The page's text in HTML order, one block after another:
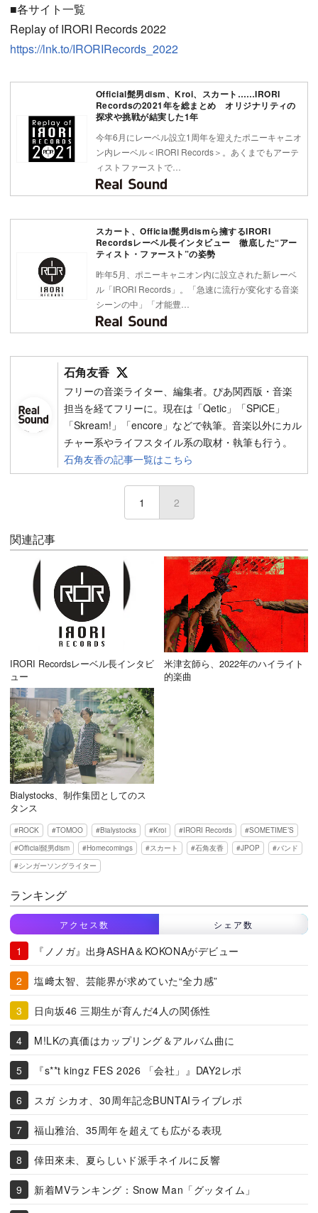
■各サイト一覧
Replay of IRORI Records 2022
https://lnk.to/IRORIRecords_2022
Official髭男dism、Kroi、スカート……IRORI
Recordsの2021年を総まとめ オリジナリティの
探求や挑戦が結実した1年
今年6月にレーベル設立1周年を迎えたポニーキャニオ
ン内レーベル＜IRORI Records＞。あくまでもアーテ
ィストファーストで…
スカート、Official髭男dismら擁するIRORI
Recordsレーベル長インタビュー 徹底した“アー
ティスト・ファースト”の姿勢
昨年5月、ポニーキャニオン内に設立された新レーベ
ル「IRORI Records」。「急速に流行が変化する音楽
シーンの中」「才能豊…
石角友香
フリーの音楽ライター、編集者。ぴあ関西版・音楽
担当を経てフリーに。現在は「Qetic」「SPiCE」
「Skream!」「encore」などで執筆。音楽以外にカル
チャー系やライフスタイル系の取材・執筆も行う。
石角友香の記事一覧はこちら
1 2
関連記事
IRORI Recordsレーベル長インタビ
ュー
米津玄師ら、2022年のハイライト
的楽曲
Bialystocks、制作集団としてのス
タンス
ROCK TOMOO Bialystocks Kroi IRORI Records
SOMETIME’S
Official髭男dism
Homecomings スカート 石角友香 JPOP
バンド
シンガーソングライター
ランキング
アクセス数 シェア数
『ノノガ』出身ASHA＆KOKONAがデビュー
塩﨑太智、芸能界が求めていた“全力感”
日向坂46 三期生が育んだ4人の関係性
M!LKの真価はカップリング＆アルバム曲に
『s**t kingz FES 2026 「会社」』DAY2レポ
スガ シカオ、30周年記念BUNTAIライブレポ
福山雅治、35周年を超えても広がる表現
倖田來未、夏らしいド派手ネイルに反響
新着MVランキング：Snow Man「グッタイム」